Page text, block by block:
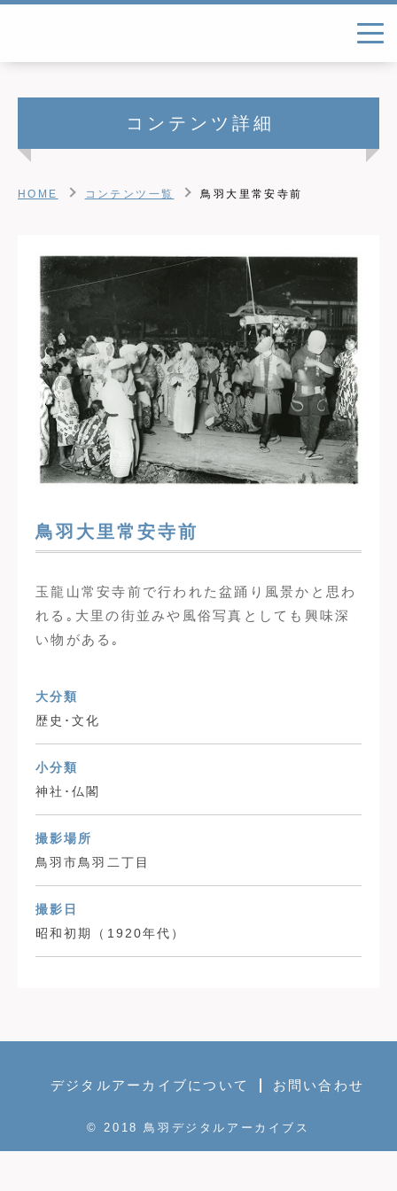
コンテンツ詳細
HOME コンテンツ一覧 鳥羽大里常安寺前
鳥羽大里常安寺前
玉龍山常安寺前で行われた盆踊り風景かと思わ
れる｡大里の街並みや風俗写真としても興味深
い物がある｡
大分類
歴史･文化
小分類
神社･仏閣
撮影場所
鳥羽市鳥羽二丁目
撮影日
昭和初期（1920年代）
デジタルアーカイブについて お問い合わせ
© 2018 鳥羽デジタルアーカイブス